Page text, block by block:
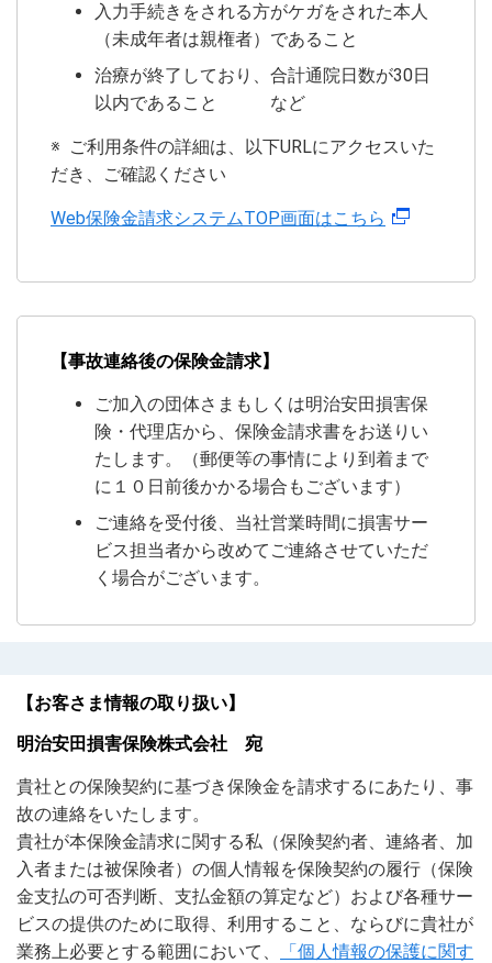
入力手続きをされる方がケガをされた本人
（未成年者は親権者）であること
治療が終了しており、合計通院日数が30日
以内であること など
※ ご利用条件の詳細は、以下URLにアクセスいた
だき、ご確認ください
Web保険金請求システムTOP画面はこちら
【事故連絡後の保険金請求】
ご加入の団体さまもしくは明治安田損害保
険・代理店から、保険金請求書をお送りい
たします。（郵便等の事情により到着まで
に１０日前後かかる場合もございます）
ご連絡を受付後、当社営業時間に損害サー
ビス担当者から改めてご連絡させていただ
く場合がございます。
【お客さま情報の取り扱い】
明治安田損害保険株式会社 宛
貴社との保険契約に基づき保険金を請求するにあたり、事
故の連絡をいたします。
貴社が本保険金請求に関する私（保険契約者、連絡者、加
入者または被保険者）の個人情報を保険契約の履行（保険
金支払の可否判断、支払金額の算定など）および各種サー
ビスの提供のために取得、利用すること、ならびに貴社が
業務上必要とする範囲において、
「個人情報の保護に関す